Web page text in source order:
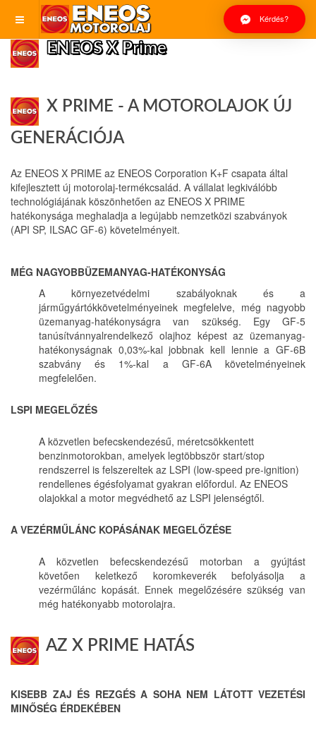
Kérdés?
ENEOS X Prime
X PRIME - A MOTOROLAJOK ÚJ
GENERÁCIÓJA
Az ENEOS X PRIME az ENEOS Corporation K+F csapata által
kifejlesztett új motorolaj-termékcsalád. A vállalat legkiválóbb
technológiájának köszönhetően az ENEOS X PRIME
hatékonysága meghaladja a legújabb nemzetközi szabványok
(API SP, ILSAC GF-6) követelményeit.
MÉG NAGYOBBÜZEMANYAG-HATÉKONYSÁG
A környezetvédelmi szabályoknak és a
járműgyártókkövetelményeinek megfelelve, még nagyobb
üzemanyag-hatékonyságra van szükség. Egy GF-5
tanúsítvánnyalrendelkező olajhoz képest az üzemanyag-
hatékonyságnak 0,03%-kal jobbnak kell lennie a GF-6B
szabvány és 1%-kal a GF-6A követelményeinek
megfelelően.
LSPI MEGELŐZÉS
A közvetlen befecskendezésű, méretcsökkentett
benzinmotorokban, amelyek legtöbbször start/stop
rendszerrel is felszereltek az LSPI (low-speed pre-ignition)
rendellenes égésfolyamat gyakran előfordul. Az ENEOS
olajokkal a motor megvédhető az LSPI jelenségtől.
A VEZÉRMŰLÁNC KOPÁSÁNAK MEGELŐZÉSE
A közvetlen befecskendezésű motorban a gyújtást
követően keletkező koromkeverék befolyásolja a
vezérműlánc kopását. Ennek megelőzésére szükség van
még hatékonyabb motorolajra.
AZ X PRIME HATÁS
KISEBB ZAJ ÉS REZGÉS A SOHA NEM LÁTOTT VEZETÉSI
MINŐSÉG ÉRDEKÉBEN